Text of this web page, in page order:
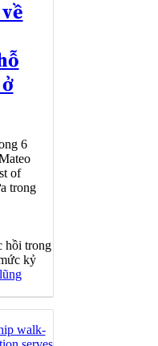
6
of
trong
hồi trong
kỷ